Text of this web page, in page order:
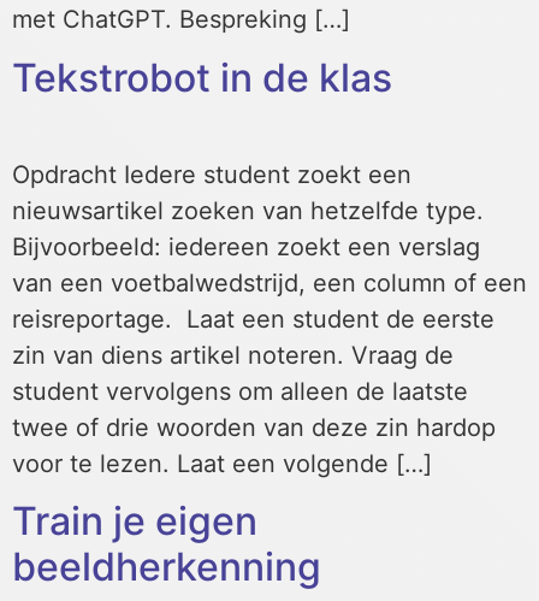
met ChatGPT. Bespreking […]
Tekstrobot in de klas
Opdracht Iedere student zoekt een
nieuwsartikel zoeken van hetzelfde type.
Bijvoorbeeld: iedereen zoekt een verslag
van een voetbalwedstrijd, een column of een
reisreportage. Laat een student de eerste
zin van diens artikel noteren. Vraag de
student vervolgens om alleen de laatste
twee of drie woorden van deze zin hardop
voor te lezen. Laat een volgende […]
Train je eigen
beeldherkenning